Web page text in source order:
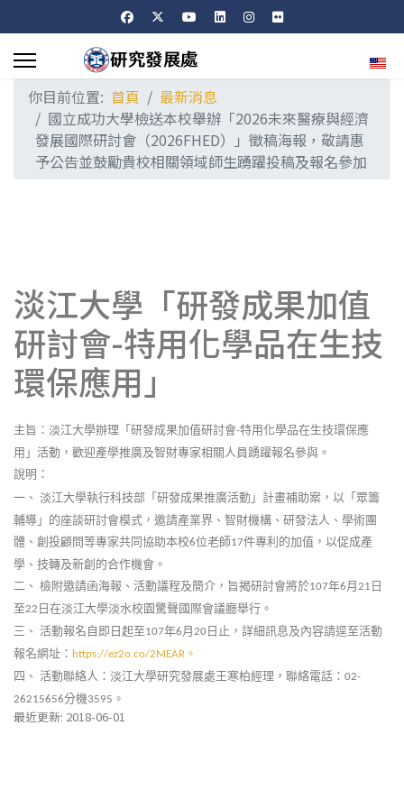
選擇
你目前位置: 首頁
最新消息
國立成功大學檢送本校舉辦「2026未來醫療與經濟
發展國際研討會（2026FHED）」徵稿海報，敬請惠
予公告並鼓勵貴校相關領域師生踴躍投稿及報名參加
淡江大學「研發成果加值
研討會-特用化學品在生技
環保應用」
主旨：淡江大學辦理「研發成果加值研討會-特用化學品在生技環保應
用」活動，歡迎產學推廣及智財專家相關人員踴躍報名參與。
說明：
一、 淡江大學執行科技部「研發成果推廣活動」計畫補助案，以「眾籌
輔導」的座談研討會模式，邀請產業界、智財機構、研發法人、學術團
體、創投顧問等專家共同協助本校6位老師17件專利的加值，以促成產
學、技轉及新創的合作機會。
二、 檢附邀請函海報、活動議程及簡介，旨揭研討會將於107年6月 21 日
至22 日在淡江大學淡水校園驚聲國際會議廳舉行。
三、 活動報名自即日起至107年6月 20 日止，詳細訊息及內容請逕至活動
報名網址： https://ez2o.co/2MEAR 。
四、 活動聯絡人：淡江大學研究發展處王寒柏經理，聯絡電話： 02-
26215656分機3595 。
最近更新: 2018-06-01